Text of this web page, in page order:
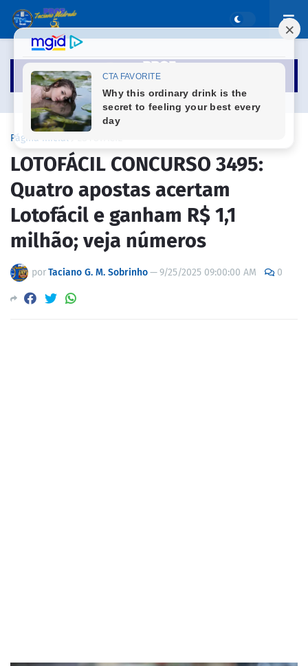
Página inicial
LOTOFÁCIL CONCURSO 3495:
Quatro apostas acertam
Lotofácil e ganham R$ 1,1
milhão; veja números
porTaciano G. M. Sobrinho—9/25/2025 09:00:00 AM 0